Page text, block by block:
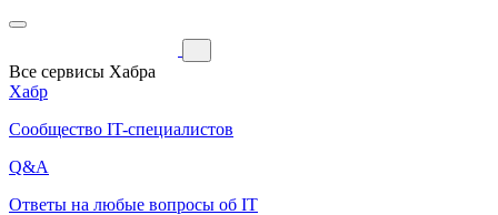
Все сервисы Хабра
Хабр
Сообщество IT-специалистов
Q&A
Ответы на любые вопросы об IT